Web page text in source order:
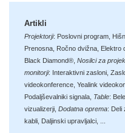
Artikli
Projektorji: Poslovni program
Prenosna Ročno dvižna Elektro
Black Diamond® Nosilci za
monitorji: Interaktivni zasloni
videokonference Yealink
Podaljševalniki signala Table:
vizualizerji Dodatna oprema: Deli
kabli Daljinski upravljalci